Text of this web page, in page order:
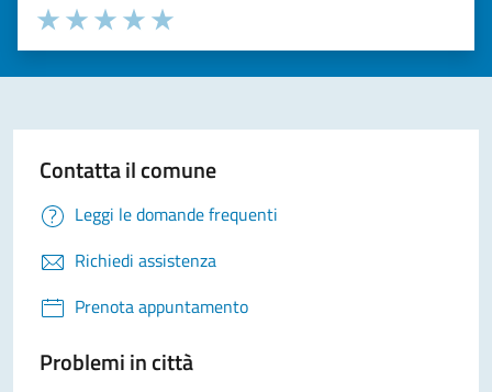
Valuta la chiarezza delle informazioni (da 1 a 5 stelle)
Seleziona il numero di stelle per valutare la chiarezza delle
Valuta 5 stelle su 5
Valuta 4 stelle su 5
Valuta 3 stelle su 5
Valuta 2 stelle su 5
Valuta 1 stelle su 5
Contatta il comune
Leggi le domande frequenti
Richiedi assistenza
Prenota appuntamento
Problemi in città